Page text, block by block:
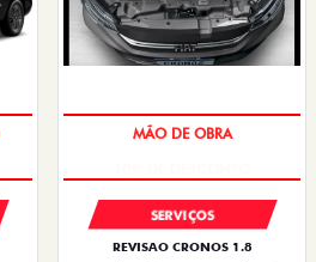
MÃO DE OBRA
SERVIÇOS
REVISAO CRONOS 1.8